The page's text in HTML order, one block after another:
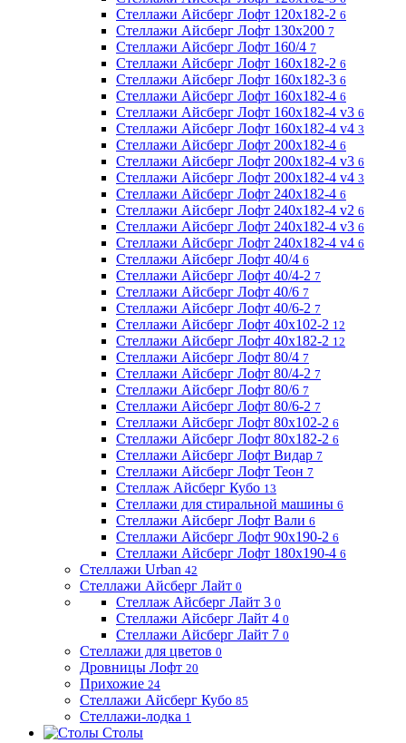
Стеллажи Айсберг Лофт 120х182-2 6
Стеллажи Айсберг Лофт 130х200 7
Стеллажи Айсберг Лофт 160/4 7
Стеллажи Айсберг Лофт 160х182-2 6
Стеллажи Айсберг Лофт 160х182-3 6
Стеллажи Айсберг Лофт 160х182-4 6
Стеллажи Айсберг Лофт 160х182-4 v3 6
Стеллажи Айсберг Лофт 160х182-4 v4 3
Стеллажи Айсберг Лофт 200х182-4 6
Стеллажи Айсберг Лофт 200х182-4 v3 6
Стеллажи Айсберг Лофт 200х182-4 v4 3
Стеллажи Айсберг Лофт 240х182-4 6
Стеллажи Айсберг Лофт 240х182-4 v2 6
Стеллажи Айсберг Лофт 240х182-4 v3 6
Стеллажи Айсберг Лофт 240х182-4 v4 6
Стеллажи Айсберг Лофт 40/4 6
Стеллажи Айсберг Лофт 40/4-2 7
Стеллажи Айсберг Лофт 40/6 7
Стеллажи Айсберг Лофт 40/6-2 7
Стеллажи Айсберг Лофт 40х102-2 12
Стеллажи Айсберг Лофт 40х182-2 12
Стеллажи Айсберг Лофт 80/4 7
Стеллажи Айсберг Лофт 80/4-2 7
Стеллажи Айсберг Лофт 80/6 7
Стеллажи Айсберг Лофт 80/6-2 7
Стеллажи Айсберг Лофт 80х102-2 6
Стеллажи Айсберг Лофт 80х182-2 6
Стеллажи Айсберг Лофт Видар 7
Стеллажи Айсберг Лофт Теон 7
Стеллаж Айсберг Кубо 13
Стеллажи для стиральной машины 6
Стеллажи Айсберг Лофт Вали 6
Стеллажи Айсберг Лофт 90х190-2 6
Стеллажи Айсберг Лофт 180х190-4 6
Стеллажи Urban 42
Стеллажи Айсберг Лайт 0
Стеллаж Айсберг Лайт 3 0
Стеллажи Айсберг Лайт 4 0
Стеллажи Айсберг Лайт 7 0
Стеллажи для цветов 0
Дровницы Лофт 20
Прихожие 24
Стеллажи Айсберг Кубо 85
Стеллажи-лодка 1
Столы